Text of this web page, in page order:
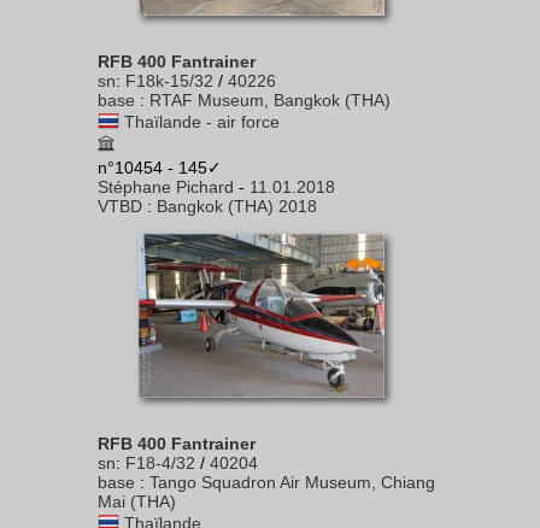
RFB 400 Fantrainer
sn: F18k-15/32 / 40226
base : RTAF Museum, Bangkok (THA)
Thaïlande - air force
n°10454 - 145✓
Stéphane Pichard - 11.01.2018
VTBD : Bangkok (THA) 2018
RFB 400 Fantrainer
sn: F18-4/32 / 40204
base : Tango Squadron Air Museum, Chiang
Mai (THA)
Thaïlande